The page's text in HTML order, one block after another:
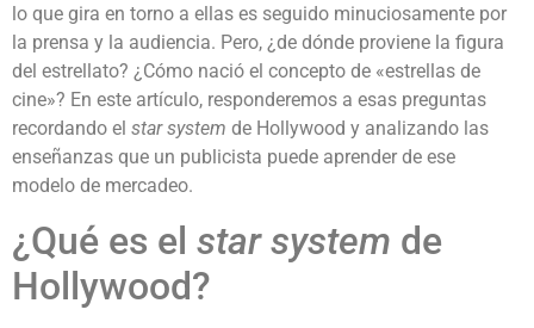
lo que gira en torno a ellas es seguido minuciosamente por
la prensa y la audiencia. Pero, ¿de dónde proviene la figura
del estrellato? ¿Cómo nació el concepto de «estrellas de
cine»? En este artículo, responderemos a esas preguntas
recordando el star system de Hollywood y analizando las
enseñanzas que un publicista puede aprender de ese
modelo de mercadeo.
¿Qué es el star system de
Hollywood?